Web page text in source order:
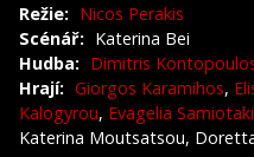
Režie: Nicos Perakis
Scénář: Katerina Bei
Hudba: Dimitris
Hrají: Giorgos Karamihos,
Kalogyrou, Evagelia Samiotaki
Katerina Moutsatsou,